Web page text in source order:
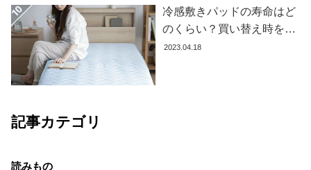
冷感敷きパッドの寿命はど
のくらい？買い替え時を見
極める方法とおすすめ商品
2023.04.18
記事カテゴリ